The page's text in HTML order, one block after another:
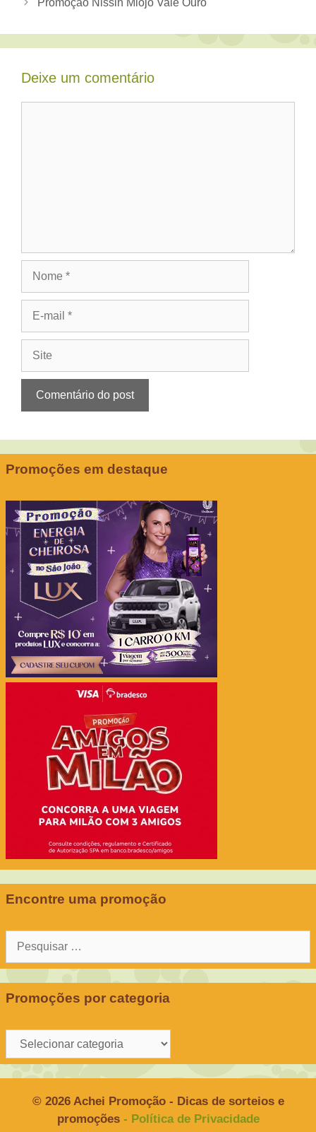
Promoção Nissin Miojo Vale Ouro
Deixe um comentário
Promoções em destaque
Encontre uma promoção
Pesquisar
Promoções por categoria
Promoções
por
© 2026 Achei Promoção - Dicas de sorteios e
promoções - Política de Privacidade